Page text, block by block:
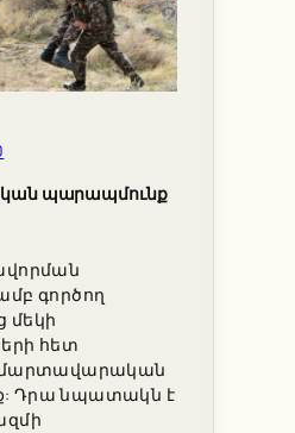
պարապմունք
գործող
մեկի
հետ
մարտավարական
Դրա նպատակն է